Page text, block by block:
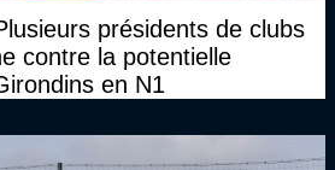
présidents de clubs
contre la potentielle
en N1